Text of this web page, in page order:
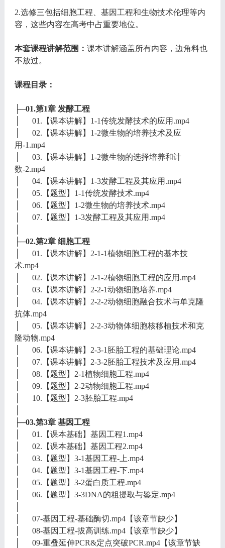
2.选修三包括细胞工程、基因工程和生物技术伦理等内
容，这些内容在高考中占重要地位。
本套课程讲解范围： 课本讲解涵盖所有内容，边角料也
不放过。
课程目录：
├─01.第1章 发酵工程
│ 01.【课本讲解】1-1传统发酵技术的应用.mp4
│ 02.【课本讲解】1-2微生物的培养技术及应
用-1.mp4
│ 03.【课本讲解】1-2微生物的选择培养和计
数-2.mp4
│ 04.【课本讲解】1-3发酵工程及其应用.mp4
│ 05.【题型】1-1传统发酵技术.mp4
│ 06.【题型】1-2微生物的培养技术.mp4
│ 07.【题型】1-3发酵工程及其应用.mp4
├─02.第2章 细胞工程
│ 01.【课本讲解】2-1-1植物细胞工程的基本技
术.mp4
│ 02.【课本讲解】2-1-2植物细胞工程的应用.mp4
│ 03.【课本讲解】2-2-1动物细胞培养.mp4
│ 04.【课本讲解】2-2-2动物细胞融合技术与单克隆
抗体.mp4
│ 05.【课本讲解】2-2-3动物体细胞核移植技术和克
隆动物.mp4
│ 06.【课本讲解】2-3-1胚胎工程的基础理论.mp4
│ 07.【课本讲解】2-3-2胚胎工程技术及应用.mp4
│ 08.【题型】2-1植物细胞工程.mp4
│ 09.【题型】2-2动物细胞工程.mp4
│ 10.【题型】2-3胚胎工程.mp4
├─03.第3章 基因工程
│ 01.【课本基础】基因工程1.mp4
│ 02.【课本基础】基因工程2.mp4
│ 03.【题型】3-1基因工程-上.mp4
│ 04.【题型】3-1基因工程-下.mp4
│ 05.【题型】3-2蛋白质工程.mp4
│ 06.【题型】3-3DNA的粗提取与鉴定.mp4
│ 07-基因工程-基础酶切.mp4【该章节缺少】
│ 08-基因工程-拔高训练.mp4【该章节缺少】
│ 09-重叠延伸PCR&定点突破PCR.mp4【该章节缺